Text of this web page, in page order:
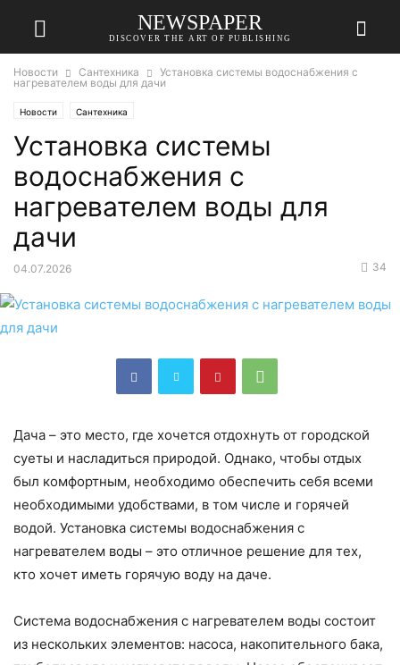
NEWSPAPER
DISCOVER THE ART OF PUBLISHING
Новости Сантехника
Установка системы водоснабжения с
нагревателем воды для дачи
Новости Сантехника
Установка системы
водоснабжения с
нагревателем воды для
дачи
04.07.2026 34
Дача – это место, где хочется отдохнуть от городской
суеты и насладиться природой. Однако, чтобы отдых
был комфортным, необходимо обеспечить себя всеми
необходимыми удобствами, в том числе и горячей
водой. Установка системы водоснабжения с
нагревателем воды – это отличное решение для тех,
кто хочет иметь горячую воду на даче.
Система водоснабжения с нагревателем воды состоит
из нескольких элементов: насоса, накопительного бака,